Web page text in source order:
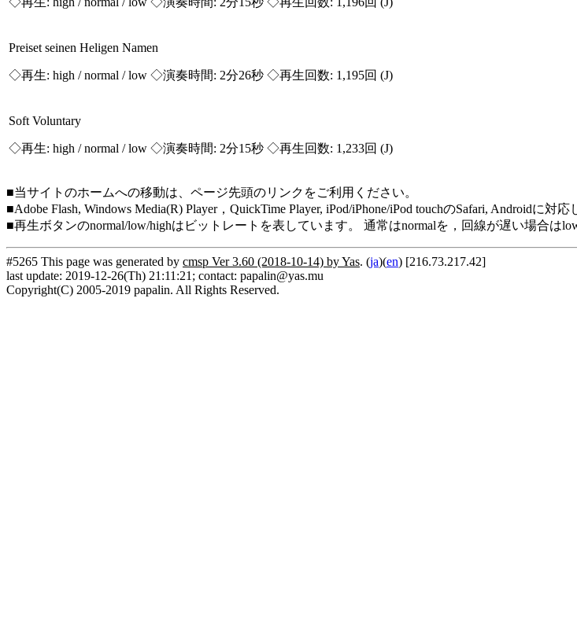
Preiset seinen Heligen Namen
◇再生: high / normal / low ◇演奏時間: 2分26秒 ◇再生回数: 1,195回 (J)
Soft Voluntary
◇再生: high / normal / low ◇演奏時間: 2分15秒 ◇再生回数: 1,233回 (J)
■当サイトのホームへの移動は、ページ先頭のリンクをご利用ください。
■Adobe Flash, Windows Media(R) Player，QuickTime Player, iPod/iPhone/iPod touchのSafari, Androidに
■再生ボタンのnormal/low/highはビットレートを表しています。 通常はnormalを，回線が遅い場合は
#5265 This page was generated by cmsp Ver 3.60 (2018-10-14) by Yas. (ja)(en) [216.73.217.42]
last update: 2019-12-26(Th) 21:11:21; contact: papalin@yas.mu
Copyright(C) 2005-2019 papalin. All Rights Reserved.